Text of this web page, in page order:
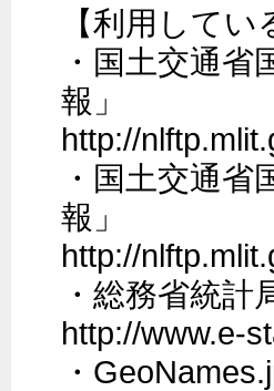
【利用して
・国土交通
報」
http://
・国土交通
報」
http://
・総務省統
http://www.e-
・